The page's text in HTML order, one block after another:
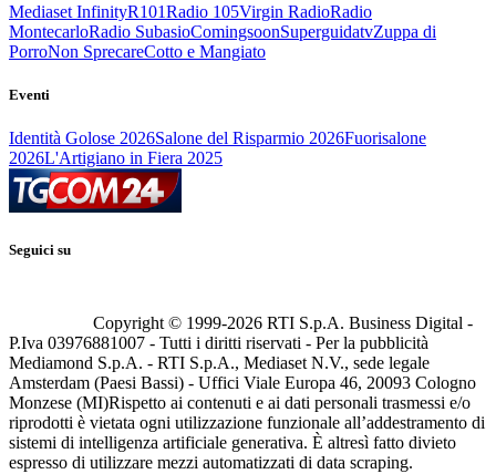
Mediaset InfinityR101Radio 105Virgin RadioRadio
MontecarloRadio SubasioComingsoonSuperguidatvZuppa di
PorroNon SprecareCotto e Mangiato
Eventi
Identità Golose 2026Salone del Risparmio 2026Fuorisalone
2026L'Artigiano in Fiera 2025
Seguici su
Copyright © 1999-2026 RTI S.p.A. Business Digital -
P.Iva 03976881007 - Tutti i diritti riservati - Per la pubblicità
Mediamond S.p.A. - RTI S.p.A., Mediaset N.V., sede legale
Amsterdam (Paesi Bassi) - Uffici Viale Europa 46, 20093 Cologno
Monzese (MI)Rispetto ai contenuti e ai dati personali trasmessi e/o
riprodotti è vietata ogni utilizzazione funzionale all’addestramento di
sistemi di intelligenza artificiale generativa. È altresì fatto divieto
espresso di utilizzare mezzi automatizzati di data scraping.